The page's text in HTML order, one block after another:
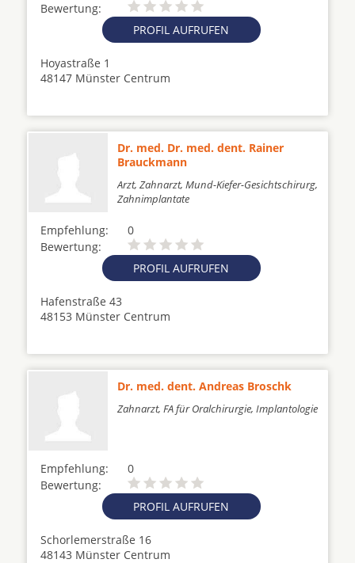
Bewertung:
PROFIL AUFRUFEN
Hoyastraße 1
48147 Münster Centrum
Dr. med. Dr. med. dent. Rainer
Brauckmann
Arzt, Zahnarzt, Mund-Kiefer-Gesichtschirurg,
Zahnimplantate
Empfehlung:
0
Bewertung:
PROFIL AUFRUFEN
Hafenstraße 43
48153 Münster Centrum
Dr. med. dent. Andreas Broschk
Zahnarzt, FA für Oralchirurgie, Implantologie
Empfehlung:
0
Bewertung:
PROFIL AUFRUFEN
Schorlemerstraße 16
48143 Münster Centrum